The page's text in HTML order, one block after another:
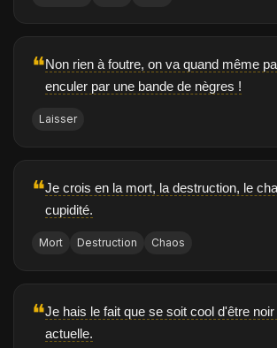
❝Non rien à foutre, on va quand même
enculer par une bande de nègres !
Laisser
❝Je crois en la mort, la destruction, le
cupidité.
Mort Destruction Chaos
❝Je hais le fait que se soit cool d'être
actuelle.